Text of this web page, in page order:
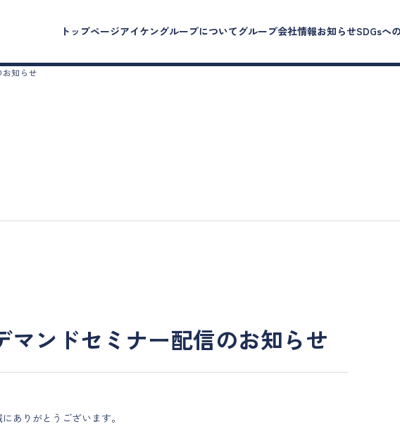
トップページアイケングループについて グループ会社情報お知らせSDGsへ
お知らせ
マンドセミナー配信のお知らせ
ありがとうございます。